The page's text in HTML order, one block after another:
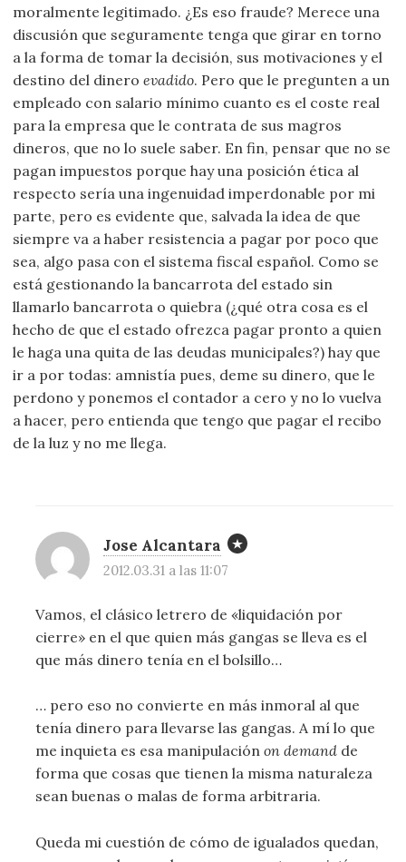
moralmente legitimado. ¿Es eso fraude? Merece una
discusión que seguramente tenga que girar en torno
a la forma de tomar la decisión, sus motivaciones y el
destino del dineroevadido. Pero que le pregunten a un
empleado con salario mínimo cuanto es el coste real
para la empresa que le contrata de sus magros
dineros, que no lo suele saber. En fin, pensar que no se
pagan impuestos porque hay una posición ética al
respecto sería una ingenuidad imperdonable por mi
parte, pero es evidente que, salvada la idea de que
siempre va a haber resistencia a pagar por poco que
sea, algo pasa con el sistema fiscal español. Como se
está gestionando la bancarrota del estado sin
llamarlo bancarrota o quiebra (¿qué otra cosa es el
hecho de que el estado ofrezca pagar pronto a quien
le haga una quita de las deudas municipales?) hay que
ir a por todas: amnistía pues, deme su dinero, que le
perdono y ponemos el contador a cero y no lo vuelva
a hacer, pero entienda que tengo que pagar el recibo
de la luz y no me llega.
Jose Alcantara
2012.03.31 a las 11:07
Vamos, el clásico letrero de «liquidación por
cierre» en el que quien más gangas se lleva es el
que más dinero tenía en el bolsillo…
… pero eso no convierte en más inmoral al que
tenía dinero para llevarse las gangas. A mí lo que
me inquieta es esa manipulaciónon demand de
forma que cosas que tienen la misma naturaleza
sean buenas o malas de forma arbitraria.
Queda mi cuestión de cómo de igualados quedan,